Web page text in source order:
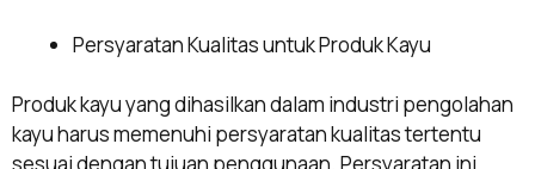
Persyaratan Kualitas untuk Produk Kayu
Produk kayu yang dihasilkan dalam industri pengolahan
kayu harus memenuhi persyaratan kualitas tertentu